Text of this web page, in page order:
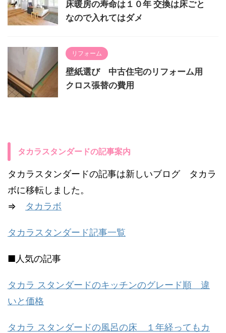
床暖房の寿命は１０年 交換は床ごと
なので入れてはダメ
リフォーム
壁紙選び 中古住宅のリフォーム用
クロス張替の費用
タカラスタンダードの記事案内
タカラスタンダードの記事は新しいブログ タカラ
ボに移転しました。
⇒ タカラボ
タカラスタンダード記事一覧
■人気の記事
タカラ スタンダードのキッチンのグレード順 違
いと価格
タカラ スタンダードの風呂の床 １年経ってもカ